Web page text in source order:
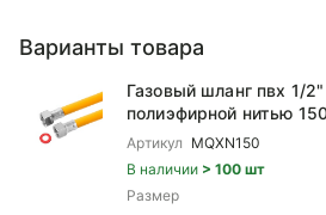
Варианты товара
Газовый шланг пвх 1/
полиэфирной нитью
Артикул MQXN150
В наличии > 100 шт
Размер